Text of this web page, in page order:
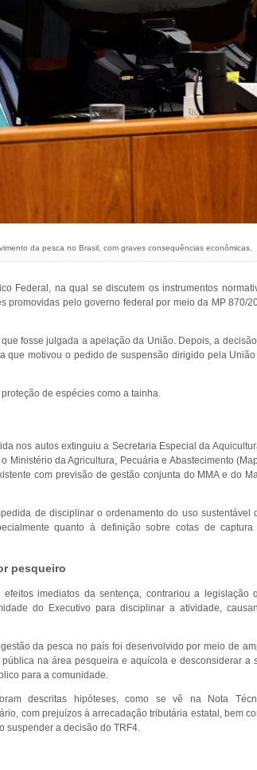
da pesca no Brasil, com graves consequências econômicas.
Federal, na qual se discutem os instrumentos
promovidas pelo governo federal por meio da MP 870/
fosse julgada a apelação da União. Depois, a
que motivou o pedido de suspensão dirigido pela
de espécies como a tainha.
nos autos extinguiu a Secretaria Especial da
Ministério da Agricultura, Pecuária e Abastecimento
com previsão de gestão conjunta do MMA e do
de disciplinar o ordenamento do uso sustentável
quanto à definição sobre cotas de captura
pesqueiro
imediatos da sentença, contrariou a legislação
do Executivo para disciplinar a atividade,
da pesca no país foi desenvolvido por meio de
na área pesqueira e aquícola e desconsiderar a
para a comunidade.
descritas hipóteses, como se vê na Nota
com prejuízos à arrecadação tributária estatal, bem
suspender a decisão do TRF4.